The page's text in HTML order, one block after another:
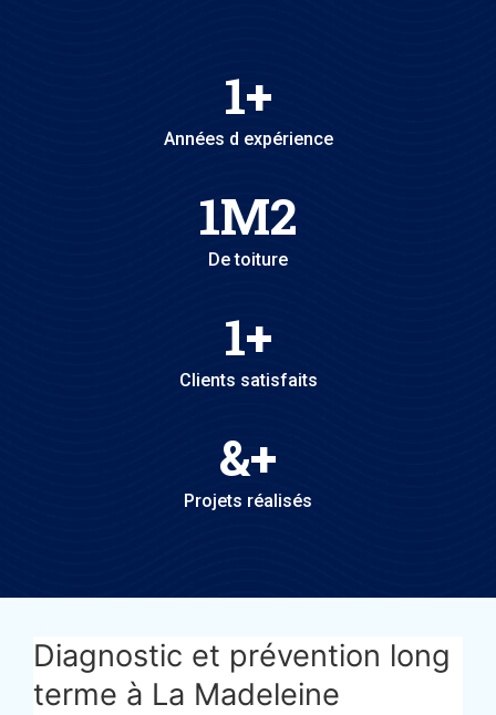
1+
Années d expérience
1M2
De toiture
1+
Clients satisfaits
&+
Projets réalisés
Diagnostic et prévention long
terme à La Madeleine